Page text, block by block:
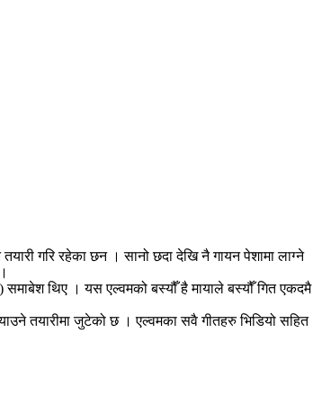
गरि रहेका छन । सानो छदा देखि नै गायन पेशामा लाग्ने
समाबेश थिए । यस एल्वमको बस्यौँ है मायाले बस्यौँ गित एकदमै
तयारीमा जुटेको छ । एल्वमका सवै गीतहरु भिडियो सहित